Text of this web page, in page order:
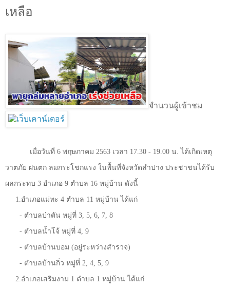
เหลือ
จำนวนผู้เข้าชม
เมื่อวันที่ 6 พฤษภาคม 2563 เวลา 17.30 - 19.00 น. ได้เกิดเหตุ
วาตภัย ฝนตก ลมกระโชกแรง ในพื้นที่จังหวัดลำปาง ประชาชนได้รับ
ผลกระทบ 3 อำเภอ 9 ตำบล 16 หมู่บ้าน ดังนี้
1. อำเภอแม่ทะ 4 ตำบล 11 หมู่บ้าน ได้แก่
- ตำบลป่าตัน หมู่ที่ 3, 5, 6, 7, 8
- ตำบลน้ำโจ้ หมู่ที่ 4, 9
- ตำบลบ้านบอม (อยู่ระหว่างสำรวจ)
- ตำบลบ้านกิ่ว หมู่ที่ 2, 4, 5, 9
2. อำเภอเสริมงาม 1 ตำบล 1 หมู่บ้าน ได้แก่